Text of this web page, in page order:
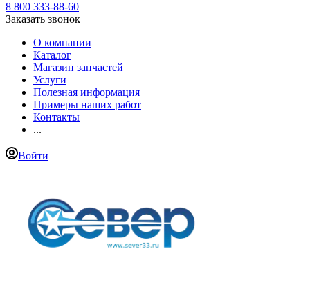
8 800 333-88-60
Заказать звонок
О компании
Каталог
Магазин запчастей
Услуги
Полезная информация
Примеры наших работ
Контакты
...
Войти